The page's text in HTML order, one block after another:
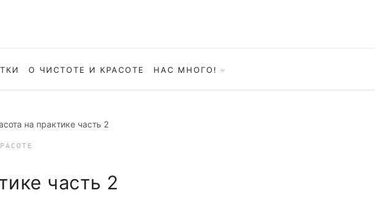
О ЧИСТОТЕ И КРАСОТЕ НАС МНОГО!
на практике часть 2
часть 2